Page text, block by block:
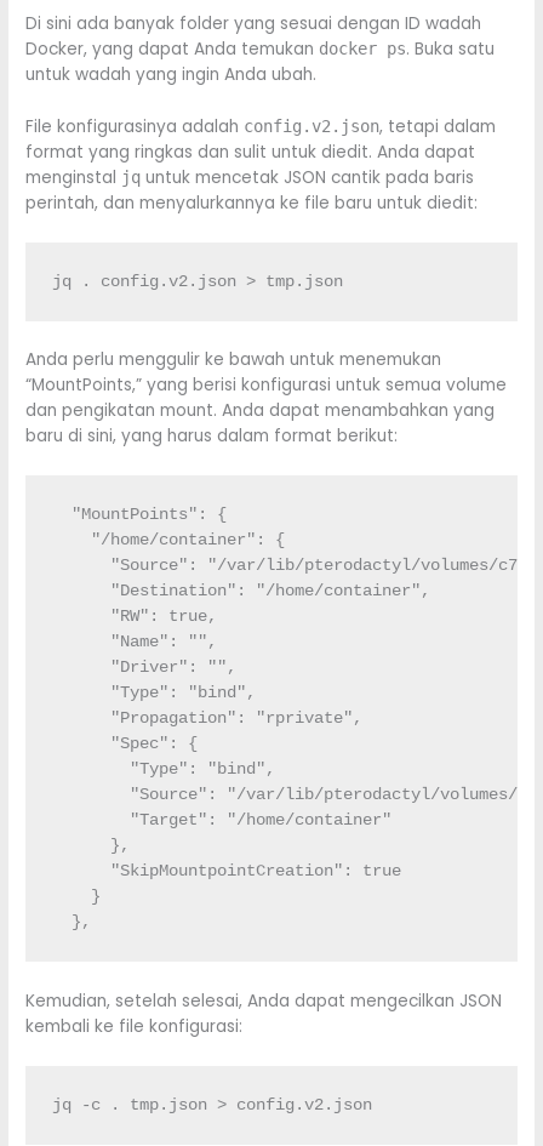
Di sini ada banyak folder yang sesuai dengan ID wadah
Docker, yang dapat Anda temukan docker ps. Buka satu
untuk wadah yang ingin Anda ubah.
File konfigurasinya adalah config.v2.json, tetapi dalam
format yang ringkas dan sulit untuk diedit. Anda dapat
menginstal jq untuk mencetak JSON cantik pada baris
perintah, dan menyalurkannya ke file baru untuk diedit:
jq . config.v2.json > tmp.json
Anda perlu menggulir ke bawah untuk menemukan
“MountPoints,” yang berisi konfigurasi untuk semua volume
dan pengikatan mount. Anda dapat menambahkan yang
baru di sini, yang harus dalam format berikut:
"MountPoints": {
    "/home/container": {
"Source": "/var/lib/pterodactyl/volumes/
      "Destination": "/home/container",
      "RW": true,
      "Name": "",
      "Driver": "",
      "Type": "bind",
      "Propagation": "rprivate",
      "Spec": {
        "Type": "bind",
"Source": "/var/lib/pterodactyl/volumes/
        "Target": "/home/container"
      },
      "SkipMountpointCreation": true
    }
  },
Kemudian, setelah selesai, Anda dapat mengecilkan JSON
kembali ke file konfigurasi:
jq -c . tmp.json > config.v2.json